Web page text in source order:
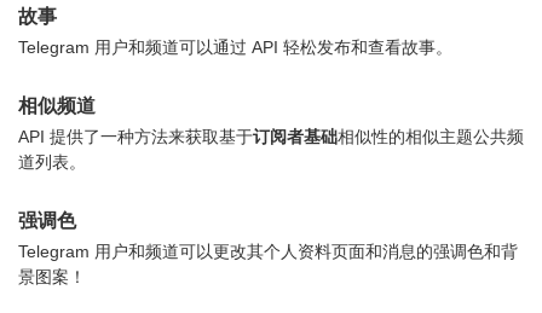
故事
Telegram 用户和频道可以通过 API 轻松发布和查看故事。
相似频道
API 提供了一种方法来获取基于订阅者基础相似性的相似主题公共频
道列表。
强调色
Telegram 用户和频道可以更改其个人资料页面和消息的强调色和背
景图案！